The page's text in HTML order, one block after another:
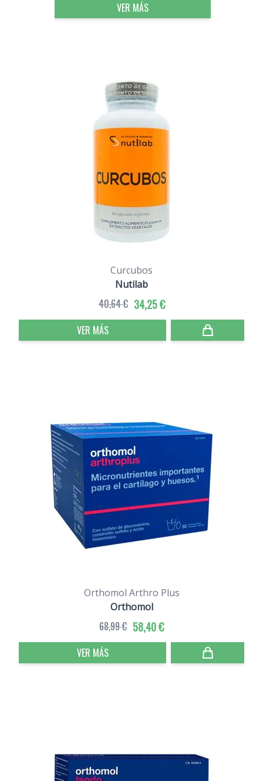
VER MÁS
Curcubos
Nutilab
34,25 €
40,64 €
VER MÁS
Orthomol Arthro Plus
Orthomol
58,40 €
68,99 €
VER MÁS